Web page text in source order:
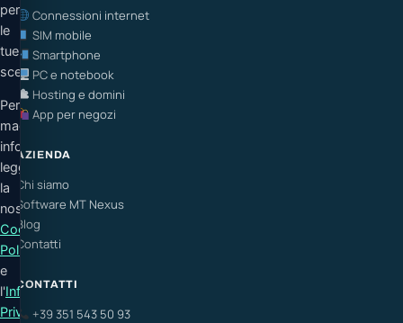
Connessioni internet
SIM mobile
Smartphone
PC e notebook
Hosting e domini
App per negozi
AZIENDA
Chi siamo
Software MT Nexus
Blog
Contatti
CONTATTI
+39 351 543 50 93
personalizzare
le
tue
scelte.
Per
maggiori
informazioni
leggi
la
nostra
Cookie
Policy
e
l'Informativa
Privacy.